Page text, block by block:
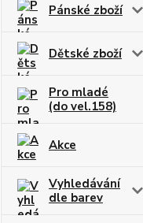
Pánské zboží
Dětské zboží
Pro mladé
(do vel.158)
Akce
Vyhledávání
dle barev